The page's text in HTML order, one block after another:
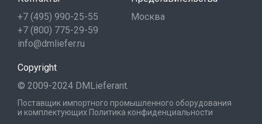
+7 (495) 990-25-55
+7 (800) 775-29-59
info@dmliefer.ru
Москва
Copyright
© 2009-2024 DMLieferant.
Поставщик импортного промышленного оборудования
и комплектующих Политика конфиденциальности